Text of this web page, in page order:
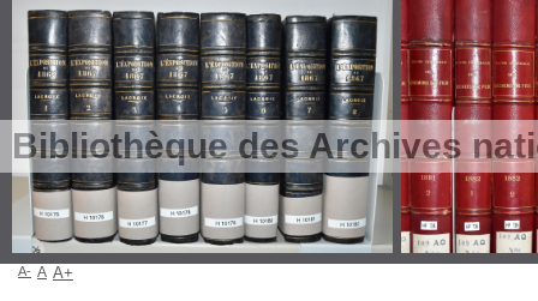
Bibliothèque des Archives
A- A A+